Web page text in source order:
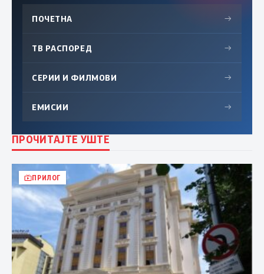
ПОЧЕТНА →
ТВ РАСПОРЕД →
СЕРИИ И ФИЛМОВИ →
ЕМИСИИ →
ПРОЧИТАЈТЕ УШТЕ
ПРИЛОГ